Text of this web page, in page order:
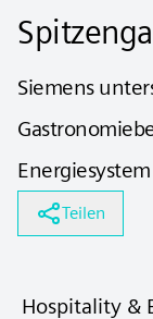
Siemens
Energiesystem
Teilen
Hospitality &